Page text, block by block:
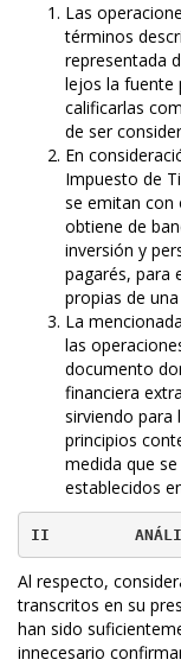
Las
términos
representada
lejos la fuente
calificarlas
de ser
En
Impuesto de
se emitan con
obtiene de
inversión y
pagarés, para
propias de
La
las
documento
financiera
sirviendo para
principios
medida que
establecidos
II
Al respecto,
transcritos en su
han sido
innecesario